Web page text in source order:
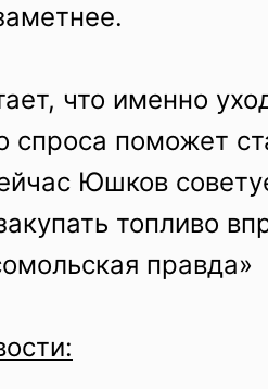
что именно
спроса поможет
Юшков
топливо
правда»